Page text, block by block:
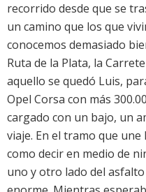
recorrido desde que se
un camino que los que
conocemos demasiado
Ruta de la Plata, la
aquello se quedó Luis,
Opel Corsa con más
cargado con un bajo, un
viaje. En el tramo que
como decir en medio de
uno y otro lado del